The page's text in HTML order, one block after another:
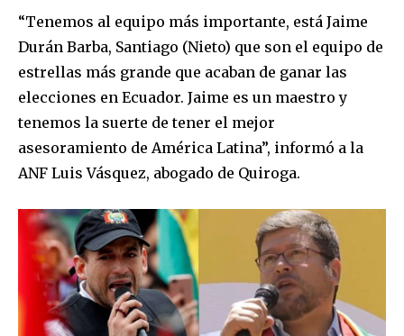
“Tenemos al equipo más importante, está Jaime
Durán Barba, Santiago (Nieto) que son el equipo de
estrellas más grande que acaban de ganar las
elecciones en Ecuador. Jaime es un maestro y
tenemos la suerte de tener el mejor
asesoramiento de América Latina”, informó a la
ANF Luis Vásquez, abogado de Quiroga.